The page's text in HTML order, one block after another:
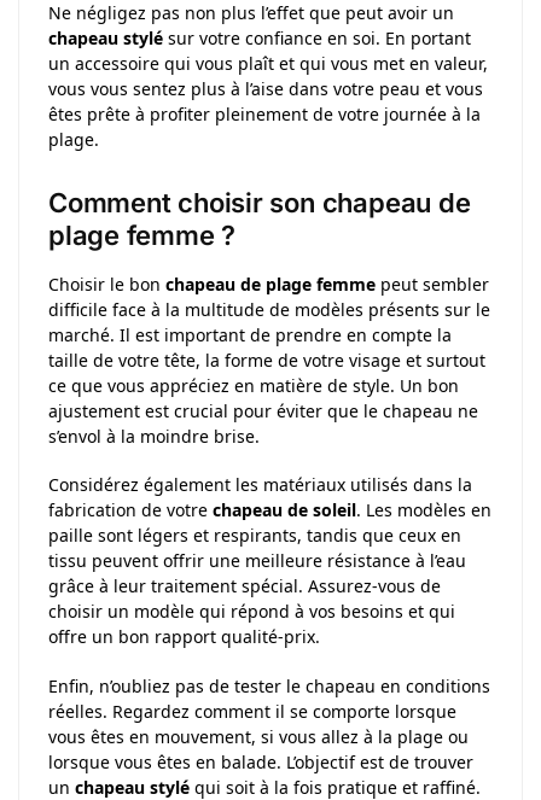
Ne négligez pas non plus l’effet que peut avoir un
chapeau stylé sur votre confiance en soi. En portant
un accessoire qui vous plaît et qui vous met en valeur,
vous vous sentez plus à l’aise dans votre peau et vous
êtes prête à profiter pleinement de votre journée à la
plage.
Comment choisir son chapeau de
plage femme ?
Choisir le bon chapeau de plage femme peut sembler
difficile face à la multitude de modèles présents sur le
marché. Il est important de prendre en compte la
taille de votre tête, la forme de votre visage et surtout
ce que vous appréciez en matière de style. Un bon
ajustement est crucial pour éviter que le chapeau ne
s’envol à la moindre brise.
Considérez également les matériaux utilisés dans la
fabrication de votre chapeau de soleil. Les modèles en
paille sont légers et respirants, tandis que ceux en
tissu peuvent offrir une meilleure résistance à l’eau
grâce à leur traitement spécial. Assurez-vous de
choisir un modèle qui répond à vos besoins et qui
offre un bon rapport qualité-prix.
Enfin, n’oubliez pas de tester le chapeau en conditions
réelles. Regardez comment il se comporte lorsque
vous êtes en mouvement, si vous allez à la plage ou
lorsque vous êtes en balade. L’objectif est de trouver
un chapeau stylé qui soit à la fois pratique et raffiné.